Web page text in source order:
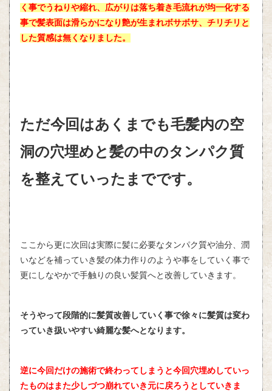
く事でうねりや縮れ、広がりは落ち着き毛流れが均一化する
事で髪表面は滑らかになり艶が生まれボサボサ、チリチリと
した質感は無くなりました。
ただ今回はあくまでも毛髪内の空
洞の穴埋めと髪の中のタンパク質
を整えていったまでです。
ここから更に次回は実際に髪に必要なタンパク質や油分、潤
いなどを補っていき髪の体力作りのようや事をしていく事で
更にしなやかで手触りの良い髪質へと改善していきます。
そうやって段階的に髪質改善していく事で徐々に髪質は変わ
っていき扱いやすい綺麗な髪へとなります。
逆に今回だけの施術で終わってしまうと今回穴埋めしていっ
たものはまた少しづつ崩れていき元に戻ろうとしていきま